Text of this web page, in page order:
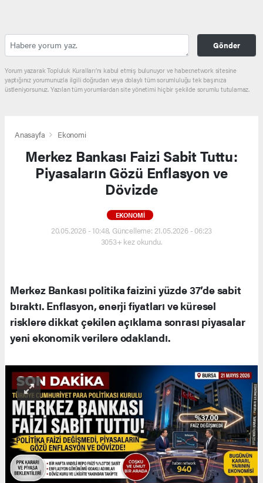
Gönder
Yorum yazarak Topluluk Kuralları’nı kabul etmiş bulunuyor ve haber.network sitesine
yaptığınız yorumunuzla ilgili doğrudan veya dolaylı tüm sorumluluğu tek başınıza
üstleniyorsunuz. Yazılan tüm yorumlardan site yönetimi hiçbir şekilde sorumlu tutulamaz.
Anasayfa Ekonomi
Merkez Bankası Faizi Sabit Tuttu:
Piyasaların Gözü Enflasyon ve
Dövizde
EKONOMI
20.05.2026 - 10:48, Güncelleme: 21.05.2026 - 06:23
3053+ kez okundu.
Merkez Bankası politika faizini yüzde 37’de sabit
bıraktı. Enflasyon, enerji fiyatları ve küresel
risklere dikkat çekilen açıklama sonrası piyasalar
yeni ekonomik verilere odaklandı.